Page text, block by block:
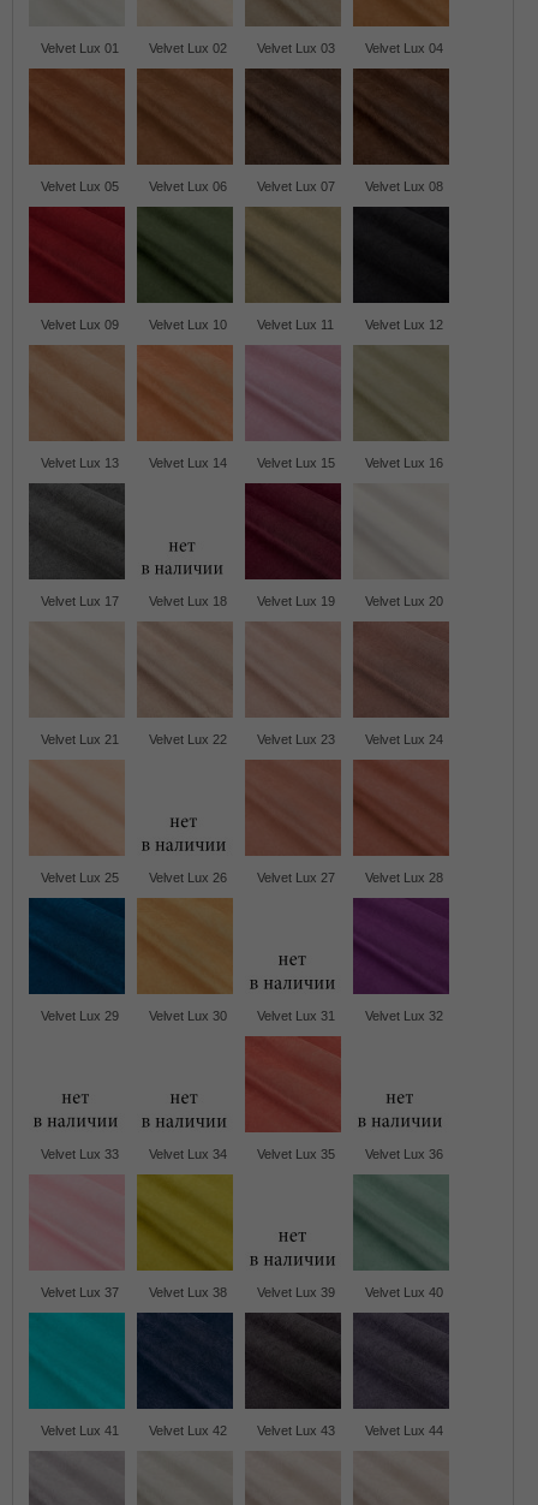
Velvet Lux 01 Velvet Lux 02 Velvet Lux 03 Velvet Lux 04
Velvet Lux 05 Velvet Lux 06 Velvet Lux 07 Velvet Lux 08
Velvet Lux 09 Velvet Lux 10 Velvet Lux 11 Velvet Lux 12
Velvet Lux 13 Velvet Lux 14 Velvet Lux 15 Velvet Lux 16
Velvet Lux 17 Velvet Lux 18 Velvet Lux 19 Velvet Lux 20
Velvet Lux 21 Velvet Lux 22 Velvet Lux 23 Velvet Lux 24
Velvet Lux 25 Velvet Lux 26 Velvet Lux 27 Velvet Lux 28
Velvet Lux 29 Velvet Lux 30 Velvet Lux 31 Velvet Lux 32
Velvet Lux 33 Velvet Lux 34 Velvet Lux 35 Velvet Lux 36
Velvet Lux 37 Velvet Lux 38 Velvet Lux 39 Velvet Lux 40
Velvet Lux 41 Velvet Lux 42 Velvet Lux 43 Velvet Lux 44